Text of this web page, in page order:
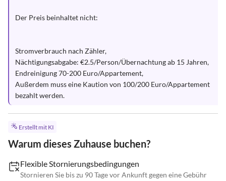
Der Preis beinhaltet nicht:
Stromverbrauch nach Zähler,
Nächtigungsabgabe: €2.5/Person/Übernachtung ab 15 Jahren,
Endreinigung 70-200 Euro/Appartement,
Außerdem muss eine Kaution von 100/200 Euro/Appartement
bezahlt werden.
Erstellt mit KI
Warum dieses Zuhause buchen?
Flexible Stornierungsbedingungen
Stornieren Sie bis zu 90 Tage vor Ankunft gegen eine Gebühr